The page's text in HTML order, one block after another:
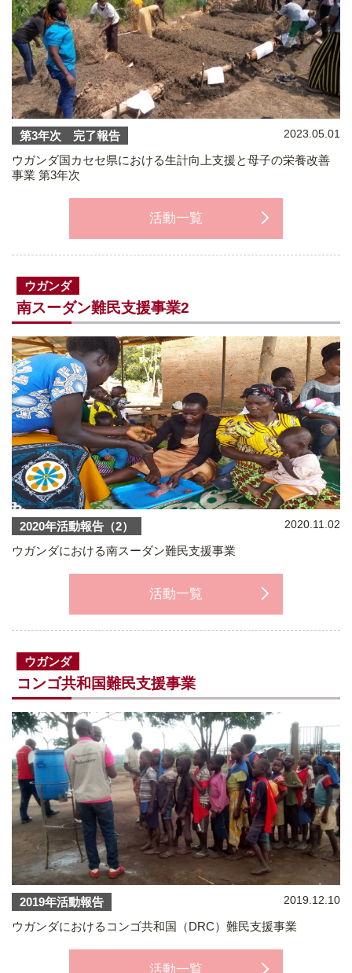
第3年次 完了報告 2023.05.01
ウガンダ国カセセ県における生計向上支援と母子の栄養改善
事業 第3年次
活動一覧
ウガンダ
南スーダン難民支援事業2
2020年活動報告（2） 2020.11.02
ウガンダにおける南スーダン難民支援事業
活動一覧
ウガンダ
コンゴ共和国難民支援事業
2019年活動報告 2019.12.10
ウガンダにおけるコンゴ共和国（DRC）難民支援事業
活動一覧